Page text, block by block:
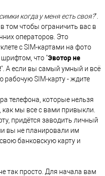
когда у меня есть своя?".
том чтобы ограничить вас в
операторов. Это
с SIM-картами на фото
что "Эвотор не
". А если вы самый умный и всё
рабочую SIM-карту - ждите
телефона, которые нельзя
мы все с вами привыкли.
придётся заводить личный
вы не планировали им
банковскую карту и
так просто. Для начала вам